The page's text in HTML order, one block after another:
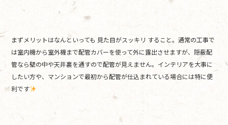
まずメリットはなんといっても 見た目がスッキリ すること。通常の工事で
は室内機から室外機まで配管カバーを使って外に露出させますが、隠蔽配
管なら壁の中や天井裏を通すので配管が見えません。インテリアを大事に
したい方や、マンションで最初から配管が仕込まれている場合には特に便
利です